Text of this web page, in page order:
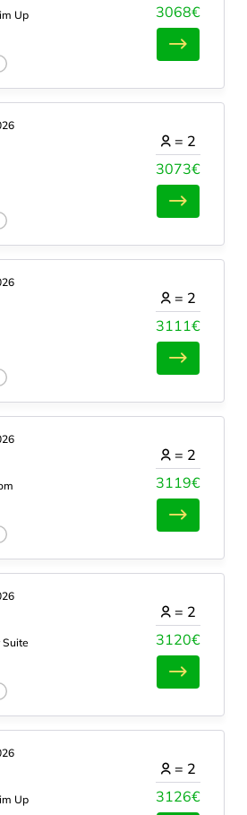
Up
3068€
3073€
= 2
3111€
= 2
3119€
= 2
Suite
3120€
= 2
Up
3126€
= 2